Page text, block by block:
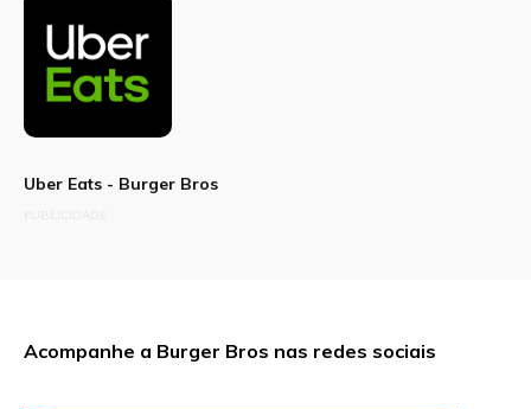
Uber Eats - Burger Bros
Acompanhe a Burger Bros nas redes sociais